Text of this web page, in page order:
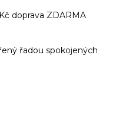
doprava ZDARMA
řadou spokojených